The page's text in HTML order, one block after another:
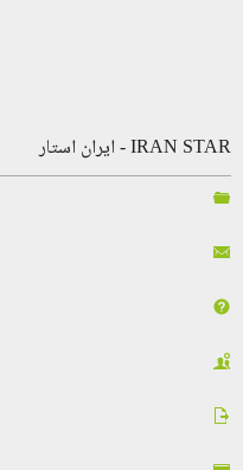
IRAN STAR - ایران استار